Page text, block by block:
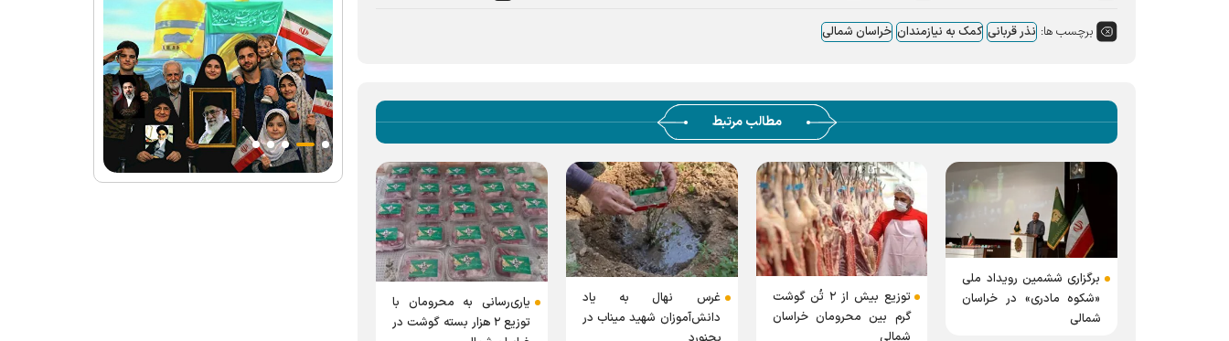
برچسب ها: نذر قربانی کمک به نیازمندان خراسان شمالی
مطالب مرتبط
برگزاری ششمین رویداد ملی
«شکوه مادری» در خراسان
شمالی
توزیع بیش از ۲ تُن گوشت
گرم بین محرومان خراسان
شمالی
غرس نهال به یاد
دانش‌آموزان شهید میناب در
یاری‌رسانی به محرومان با
توزیع ۲ هزار بسته گوشت در